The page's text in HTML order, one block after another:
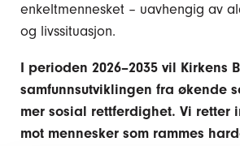
enkeltmennesket – uavhengig av
og livssituasjon.
I perioden 2026–2035 vil Kirkens
samfunnsutviklingen fra økende
mer sosial rettferdighet. Vi retter
mot mennesker som rammes